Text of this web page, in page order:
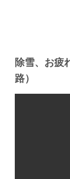
除雪、お疲
路）